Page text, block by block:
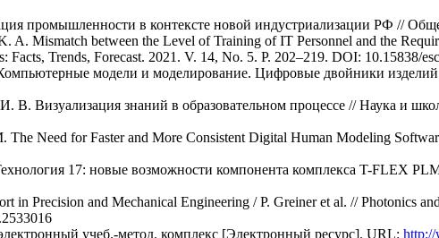
промышленности в контексте новой индустриализации РФ //
A. Mismatch between the Level of Training of IT Personnel and the
Facts, Trends, Forecast. 2021. V. 14, No. 5. P. 202–219. DOI: 10.15838/
модели и моделирование. Цифровые двойники
В. Визуализация знаний в образовательном процессе // Наука и
Need for Faster and More Consistent Digital Human Modeling
17: новые возможности компонента комплекса T-FLEX
in Precision and Mechanical Engineering / P. Greiner et al. // Photonics
учеб.-метод. комплекс [Электронный ресурс]. URL: http://